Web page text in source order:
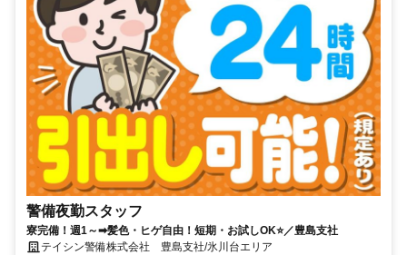
警備夜勤スタッフ
寮完備！週1～➡髪色・ヒゲ自由！短期・お試しOK⭐／豊島支社
テイシン警備株式会社 豊島支社/氷川台エリア